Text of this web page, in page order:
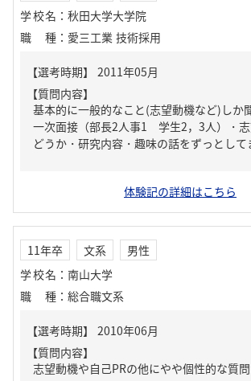
学校名 ： 秋田大学大学院
職種 ： 愛三工業 技術採用
【質問内容】
基本的に一般的なこと(志望動機など)しか
一次面接（部長2人事1 学生2，3人）・
どうか・研究内容・趣味の話をずっとし
体験記の詳細はこちら
11年卒 文系
男性
学校名 ： 南山大学
職種 ： 総合職文系
【質問内容】
志望動機や自己PRの他にやや個性的な質問